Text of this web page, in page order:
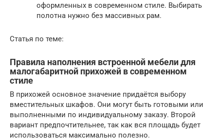
оформленных в современном стиле. Выбирать
полотна нужно без массивных рам.
Статья по теме:
Правила наполнения встроенной мебели для
малогабаритной прихожей в современном
стиле
В прихожей основное значение придаётся выбору
вместительных шкафов. Они могут быть готовыми или
выполненными по индивидуальному заказу. Второй
вариант предпочтительнее, так как вся площадь будет
использоваться максимально полезно.